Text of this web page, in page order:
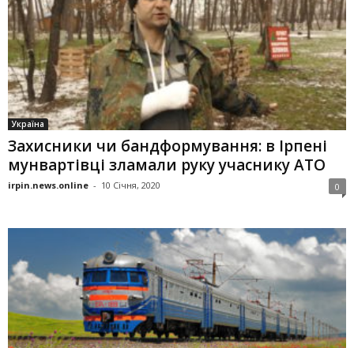
Україна
Захисники чи бандформування: в Ірпені
мунвартівці зламали руку учаснику АТО
irpin.news.online - 10 Січня, 2020 0